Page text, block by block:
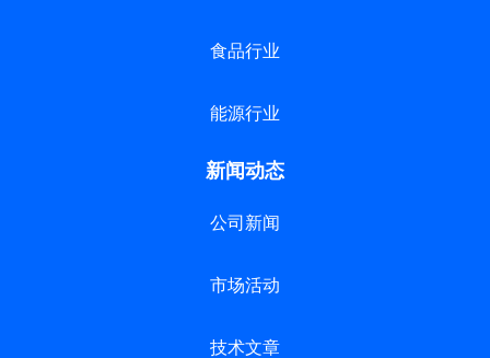
食品行业
能源行业
新闻动态
公司新闻
市场活动
技术文章